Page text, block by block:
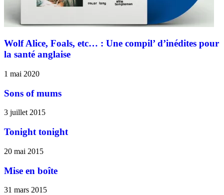
Wolf Alice, Foals, etc… : Une compil’ d’inédites pour
la santé anglaise
1 mai 2020
Sons of mums
3 juillet 2015
Tonight tonight
20 mai 2015
Mise en boîte
31 mars 2015